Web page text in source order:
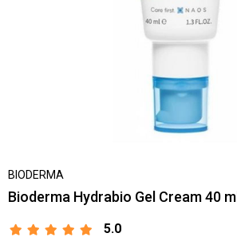
BIODERMA
Bioderma Hydrabio Gel Cream 40 ml
5.0